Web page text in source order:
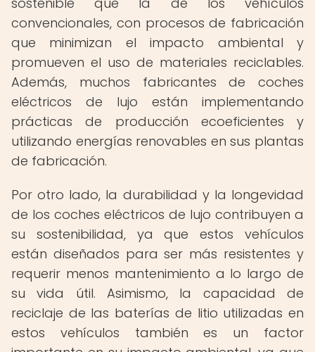
convencionales, con procesos de fabricación
que minimizan el impacto ambiental y
promueven el uso de materiales reciclables.
Además, muchos fabricantes de coches
eléctricos de lujo están implementando
prácticas de producción ecoeficientes y
utilizando energías renovables en sus plantas
de fabricación.
Por otro lado, la durabilidad y la longevidad
de los coches eléctricos de lujo contribuyen a
su sostenibilidad, ya que estos vehículos
están diseñados para ser más resistentes y
requerir menos mantenimiento a lo largo de
su vida útil. Asimismo, la capacidad de
reciclaje de las baterías de litio utilizadas en
estos vehículos también es un factor